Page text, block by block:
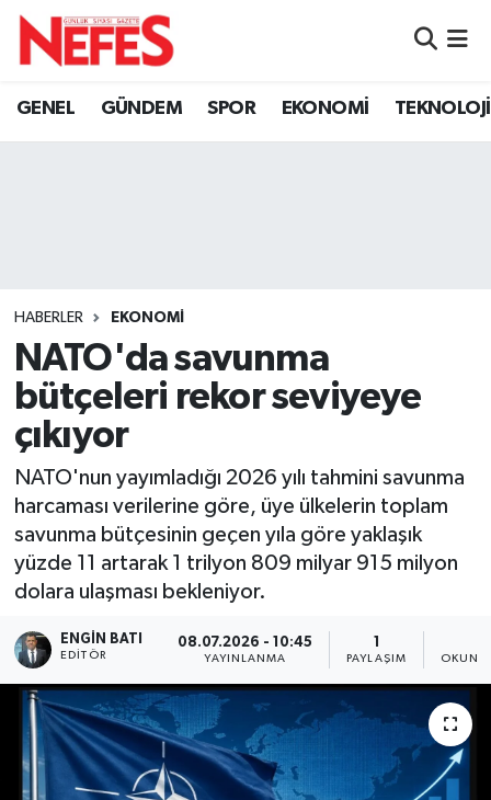
GENEL GÜNDEM SPOR EKONOMİ TEKNOLOJİ
HABERLER EKONOMİ
NATO'da savunma
bütçeleri rekor seviyeye
çıkıyor
NATO'nun yayımladığı 2026 yılı tahmini savunma
harcaması verilerine göre, üye ülkelerin toplam
savunma bütçesinin geçen yıla göre yaklaşık
yüzde 11 artarak 1 trilyon 809 milyar 915 milyon
dolara ulaşması bekleniyor.
ENGIN BATI
EDITÖR
08.07.2026 - 10:45
YAYINLANMA
1
PAYLAŞIM
Hava Durumu
Süper Lig Puan Durumu ve Fikstür
Tüm Manşetler
Son Dakika Haberleri
Haber Arşivi